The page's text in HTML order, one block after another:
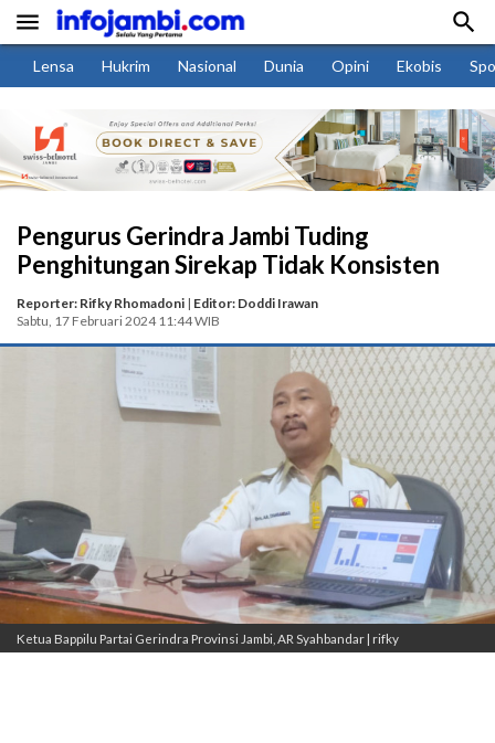
 
Lensa Hukrim Nasional Dunia Opini Ekobis
Pengurus Gerindra Jambi Tuding
Penghitungan Sirekap Tidak Konsisten
Reporter: Rifky Rhomadoni | Editor: Doddi Irawan
Sabtu, 17 Februari 2024 11:44 WIB
Ketua Bappilu Partai Gerindra Provinsi Jambi, AR Syahbandar | rifky